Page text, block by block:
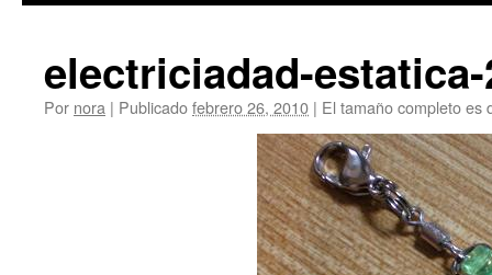
electriciadad-
Por nora | Publicadofebrero 26, 2010 | El tamaño completo es